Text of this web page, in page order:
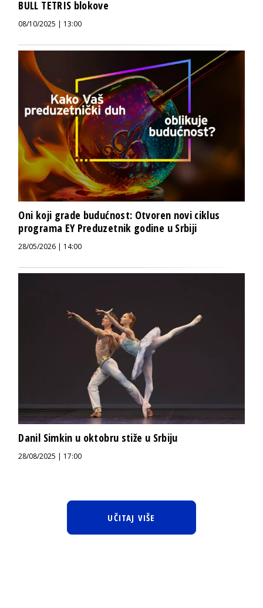
BULL TETRIS blokove
08/10/2025 | 13:00
Oni koji grade budućnost: Otvoren novi ciklus
programa EY Preduzetnik godine u Srbiji
28/05/2026 | 14:00
Danil Simkin u oktobru stiže u Srbiju
28/08/2025 | 17:00
UČITAJ VIŠE